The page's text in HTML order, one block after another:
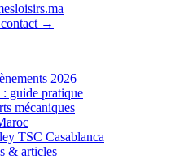
→
2026
guide pratique
mécaniques
TSC Casablanca
& articles